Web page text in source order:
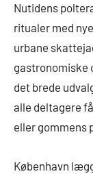
Nutidens
ritualer med
urbane
gastronomiske
det brede
alle deltagere
eller gommens
København